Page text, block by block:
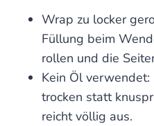
Wrap zu locker
Füllung beim
rollen und die
Kein Öl
trocken statt
reicht völlig aus.